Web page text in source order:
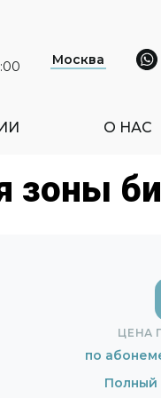
Москва
О НАС
зоны
ЦЕНА
по
Полный